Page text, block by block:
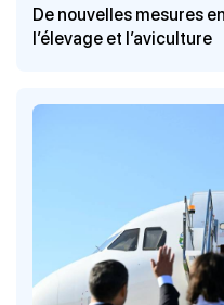
De nouvelles mesures
l’élevage et l’aviculture